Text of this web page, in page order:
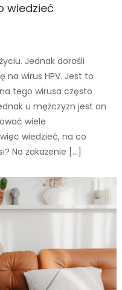
wiedzieć
Jednak dorośli
na wirus HPV. Jest to
tego wirusa często
u mężczyzn jest on
wiele
wiedzieć, na co
Na zakażenie […]